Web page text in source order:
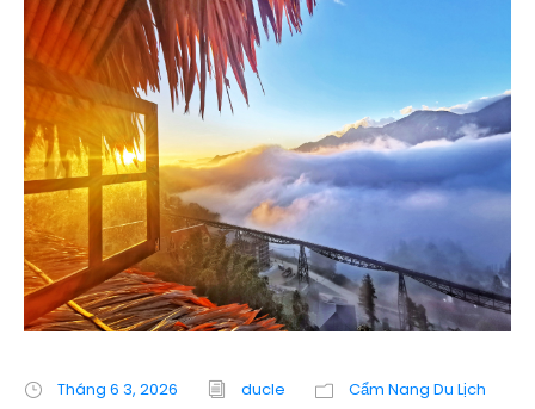
Tháng 6 3, 2026 ducle Cẩm Nang Du Lịch